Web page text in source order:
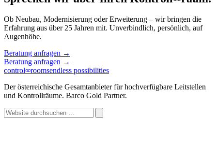
Ob Neubau, Modernisierung oder Erweiterung – wir bringen die
Erfahrung aus über 25 Jahren mit. Unverbindlich, persönlich, auf
Augenhöhe.
Beratung anfragen →
Beratung anfragen →
control∞roomsendless possibilities
Der österreichische Gesamtanbieter für hochverfügbare Leitstellen
und Kontrollräume. Barco Gold Partner.
Website
durchsuchen